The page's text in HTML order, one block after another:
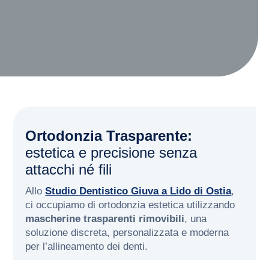
Ortodonzia Trasparente:
estetica e precisione senza
attacchi né fili
AlloStudio Dentistico Giuva a Lido di Ostia,
ci occupiamo di ortodonzia estetica utilizzando
mascherine trasparenti rimovibili, una
soluzione discreta, personalizzata e moderna
per l’allineamento dei denti.